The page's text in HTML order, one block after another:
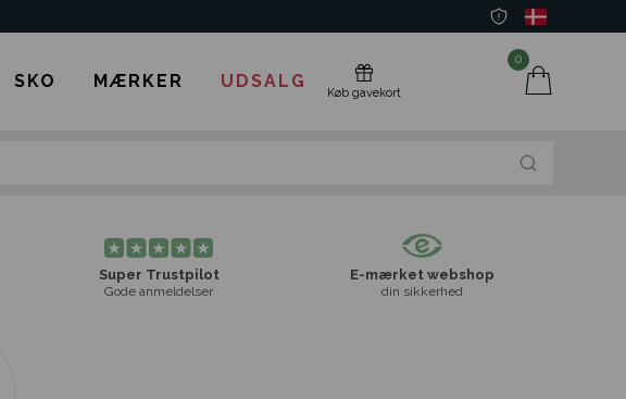
SKO MÆRKER UDSALG
0
Køb gavekort
Super Trustpilot
Gode anmeldelser
E-mærket webshop
din sikkerhed